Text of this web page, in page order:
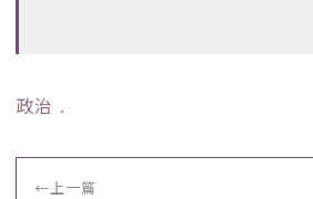
政治 ﹒
←上一篇